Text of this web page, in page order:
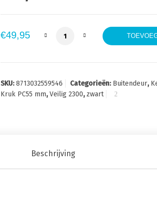
€49,95 Veilig Veiligheidsbeslag
SKU:8713032559546 Categorieën: Buitendeur,
Kruk PC55 mm,Veilig 2300,zwart
Beschrijving